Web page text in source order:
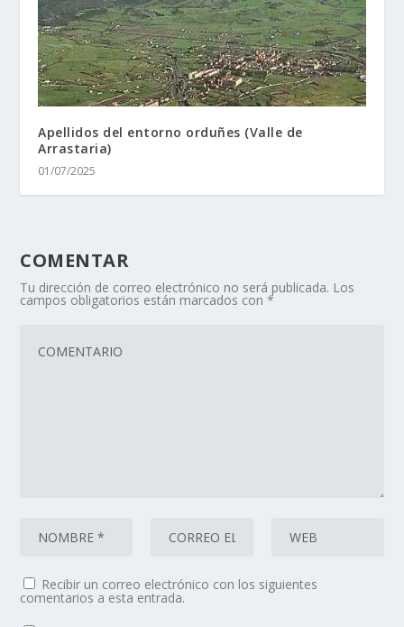
Apellidos del entorno orduñes (Valle de
Arrastaria)
01/07/2025
COMENTAR
Tu dirección de correo electrónico no será publicada. Los
campos obligatorios están marcados con*
Recibir un correo electrónico con los siguientes
comentarios a esta entrada.